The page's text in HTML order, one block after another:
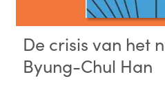
De crisis van het
Byung-Chul Han